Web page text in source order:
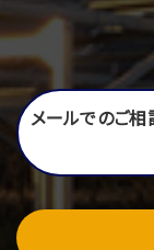
メールでのご相